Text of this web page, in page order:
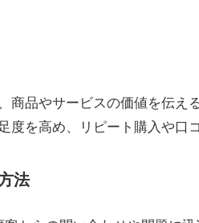
商品やサービスの価値を伝え
度を高め、リピート購入や口
法